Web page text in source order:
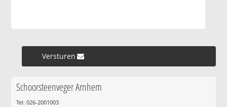
Versturen »
Schoorsteenveger Arnhem
Tel: 026-2001003